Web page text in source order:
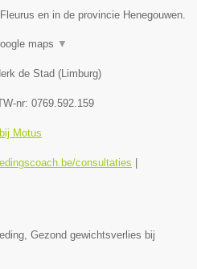
en in de provincie Henegouwen.
maps ▼
de Stad (Limburg)
nr: 0769.592.159
Motus
consultaties
Gezond gewichtsverlies bij